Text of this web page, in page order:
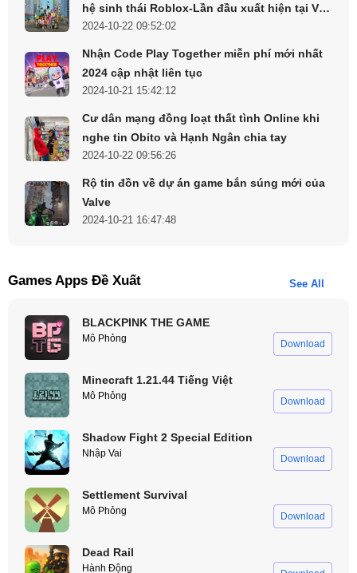
Số tài khoản của Ủy ban Mặt trận Tổ quốc Việt Nam
hệ sinh thái Roblox-Lần đầu xuất hiện tại Việt
Nam
2024-10-22 09:52:02
Nhận Code Play Together miễn phí mới nhất
2024 cập nhật liên tục
2024-10-21 15:42:12
Cư dân mạng đồng loạt thất tình Online khi
nghe tin Obito và Hạnh Ngân chia tay
2024-10-22 09:56:26
Rộ tin đồn về dự án game bắn súng mới của
Valve
2024-10-21 16:47:48
Games Apps Đề Xuất See All
BLACKPINK THE GAME
Mô Phỏng Download
Minecraft 1.21.44 Tiếng Việt
Mô Phỏng Download
Shadow Fight 2 Special Edition
Nhập Vai Download
Settlement Survival
Mô Phỏng Download
Dead Rail
Hành Động